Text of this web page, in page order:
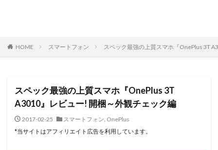
HOME スマートフォン スペック最強の上質スマホ『OnePlus 3T
スペック最強の上質スマホ『OnePlus 3T
A3010』レビュー! 開梱～外観チェック編
2017-02-25 スマートフォン, OnePlus
*当サイトはアフィリエイト広告を利用しています。